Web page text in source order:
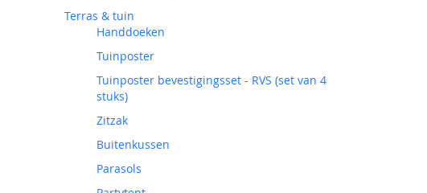
Terras & tuin
Handdoeken
Tuinposter
Tuinposter bevestigingsset - RVS (set van 4
stuks)
Zitzak
Buitenkussen
Parasols